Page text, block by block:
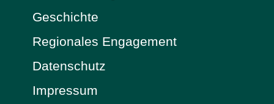
Geschichte
Regionales Engagement
Datenschutz
Impressum